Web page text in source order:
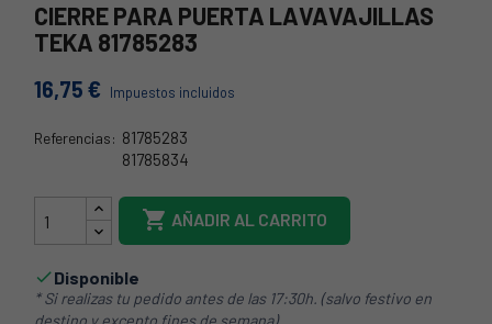
CIERRE PARA PUERTA LAVAVAJILLAS
TEKA 81785283
16,75 € Impuestos incluidos
Referencias: 81785283
81785834
 AÑADIR AL CARRITO
Disponible
* Si realizas tu pedido antes de las 17:30h. (salvo festivo en